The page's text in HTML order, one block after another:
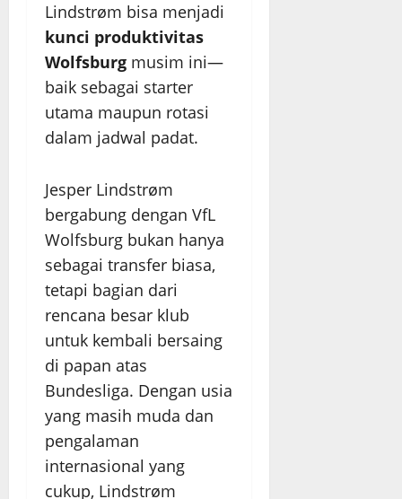
Lindstrøm bisa menjadi
kunci produktivitas
Wolfsburg musim ini—
baik sebagai starter
utama maupun rotasi
dalam jadwal padat.
Jesper Lindstrøm
bergabung dengan VfL
Wolfsburg bukan hanya
sebagai transfer biasa,
tetapi bagian dari
rencana besar klub
untuk kembali bersaing
di papan atas
Bundesliga. Dengan usia
yang masih muda dan
pengalaman
internasional yang
cukup, Lindstrøm